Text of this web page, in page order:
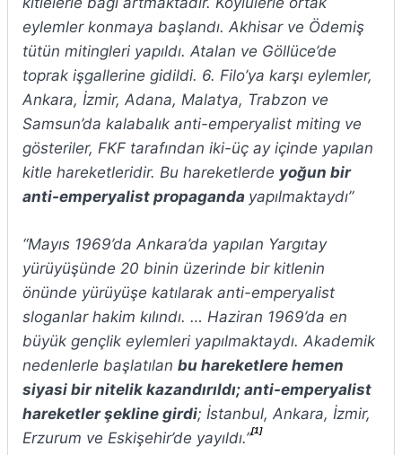
eylemler konmaya başlandı. Akhisar ve Ödemiş
tütün mitingleri yapıldı. Atalan ve Göllüce’de
toprak işgallerine gidildi. 6. Filo’ya karşı eylemler,
Ankara, İzmir, Adana, Malatya, Trabzon ve
Samsun’da ka­labalık anti-emperyalist miting ve
gösteriler, FKF tarafın­dan iki-üç ay içinde yapılan
kitle hareketleridir. Bu hare­ketlerde yoğun bir
anti-emperyalist propaganda yapılmak­taydı”
“Mayıs 1969’da Ankara’da yapılan Yargıtay
yürüyüşünde 20 binin üzerinde bir kitlenin
önünde yürüyüşe katılarak anti-emperyalist
sloganlar hakim kılındı. … Haziran 1969’da en
büyük gençlik eylemleri yapılmak­taydı. Akademik
nedenlerle başlatılan bu hareketlere he­men
siyasi bir nitelik kazandırıldı; anti-emperyalist
ha­reketler şekline girdi; İstanbul, Ankara, İzmir,
Erzurum ve Eskişehir’de yayıldı.”[1]